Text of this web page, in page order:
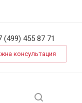
(499) 455 87 71
консультация